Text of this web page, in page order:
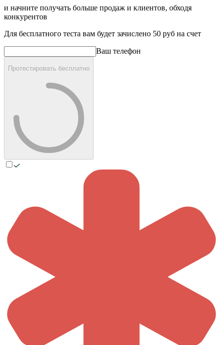
и начните получать больше продаж и клиентов, обходя
конкурентов
Для бесплатного теста вам будет зачислено 50 руб на счет
Ваш телефон
Протестировать бесплатно